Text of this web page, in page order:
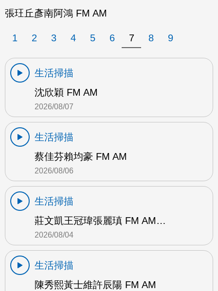
張玨丘彥南阿鴻 FM AM
1 2 3 4 5 6 7 8 9
生活掃描
沈欣穎 FM AM
2026/08/07
生活掃描
蔡佳芬賴均豪 FM AM
2026/08/06
生活掃描
莊文凱王冠瑋張麗瑱 FM AM…
2026/08/04
生活掃描
陳秀熙黃士維許辰陽 FM AM